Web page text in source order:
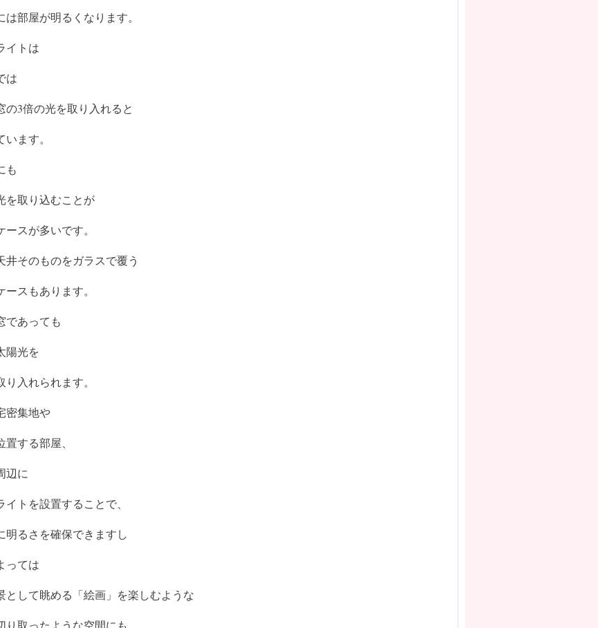
は部屋が明るくなります。
イトは
は
の3倍の光を取り入れると
ます。
も
を取り込むことが
ースが多いです。
井そのものをガラスで覆う
ースもあります。
であっても
陽光を
り入れられます。
密集地や
置する部屋、
辺に
イトを設置することで、
明るさを確保できますし
っては
として眺める「絵画」を楽しむような
り取ったような空間にも